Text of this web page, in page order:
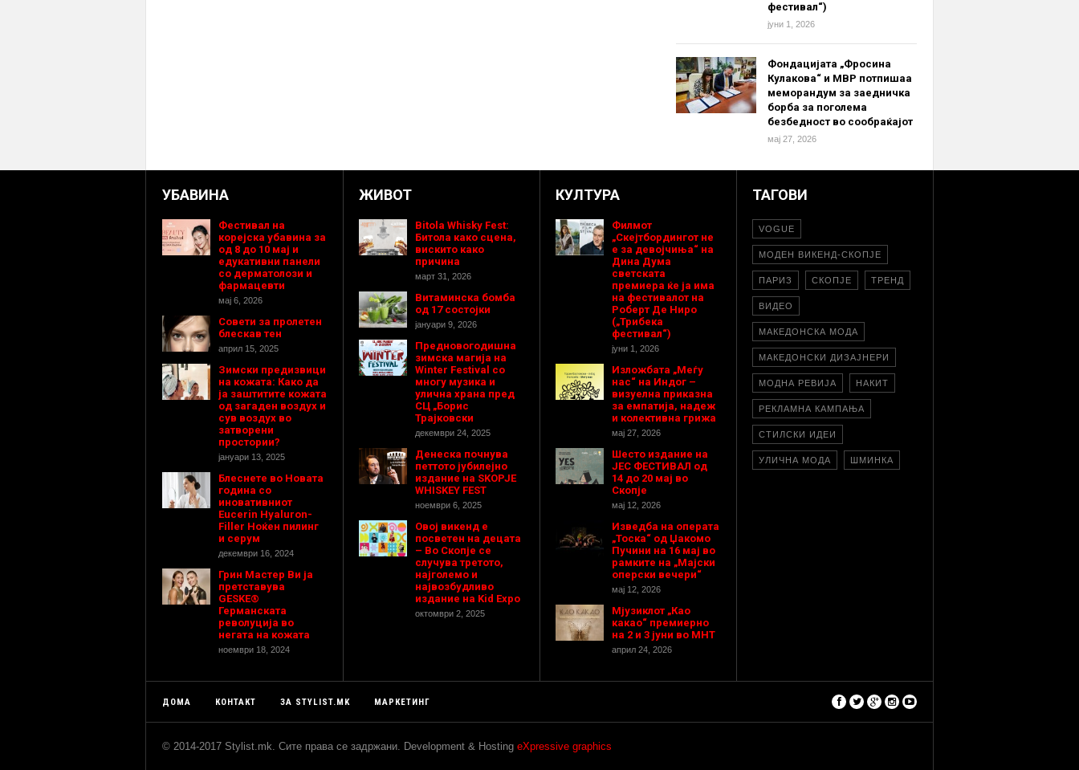
фестивал“)
јуни 1, 2026
Фондацијата „Фросина
Кулакова“ и МВР потпишаа
меморандум за заедничка
борба за поголема
безбедност во сообраќајот
мај 27, 2026
УБАВИНА
Фестивал на
корејска убавина за
од 8 до 10 мај и
едукативни панели
со дерматолози и
фармацевти
мај 6, 2026
Совети за пролетен
блескав тен
април 15, 2025
Зимски предизвици
на кожата: Како да
ја заштитите кожата
од загаден воздух и
сув воздух во
затворени
простории?
јануари 13, 2025
Блеснете во Новата
година со
иновативниот
Eucerin Hyaluron-
Filler Ноќен пилинг
и серум
декември 16, 2024
Грин Мастер Ви ја
претставува
GESKE®
Германската
револуција во
негата на кожата
ноември 18, 2024
ЖИВОТ
Bitola Whisky Fest:
Битола како сцена,
вискито како
причина
март 31, 2026
Витаминска бомба
од 17 состојки
јануари 9, 2026
Предновогодишнa
зимска магија на
Winter Festival со
многу музика и
улична храна пред
СЦ „Борис
Трајковски
декември 24, 2025
Денеска почнува
петтото јубилејно
издание на SKOPJE
WHISKEY FEST
ноември 6, 2025
Овој викенд е
посветен на децата
– Во Скопје се
случува третото,
најголемо и
највозбудливо
издание на Kid Expo
октомври 2, 2025
КУЛТУРА
Филмот
„Скејтбордингот не
е за девојчиња“ на
Дина Дума
светската
премиера ќе ја има
на фестивалот на
Роберт Де Ниро
(„Трибека
фестивал“)
јуни 1, 2026
Изложбата „Меѓу
нас“ на Индог –
визуелна приказна
за емпатија, надеж
и колективна грижа
мај 27, 2026
Шесто издание на
ЈЕС ФЕСТИВАЛ од
14 до 20 мај во
Скопје
мај 12, 2026
Изведба на операта
„Тоска“ од Џакомо
Пучини на 16 мај во
рамките на „Мајски
оперски вечери“
мај 12, 2026
Мјузиклот „Као
какао“ премиерно
на 2 и 3 јуни во МНТ
април 24, 2026
ТАГОВИ
VOGUE
МОДЕН ВИКЕНД-СКОПЈЕ
ПАРИЗ СКОПЈЕ ТРЕНД
ВИДЕО
МАКЕДОНСКА МОДА
МАКЕДОНСКИ ДИЗАЈНЕРИ
МОДНА РЕВИЈА НАКИТ
РЕКЛАМНА КАМПАЊА
СТИЛСКИ ИДЕИ
УЛИЧНА МОДА ШМИНКА
ДОМА КОНТАКТ ЗА STYLIST.MK МАРКЕТИНГ
© 2014-2017 Stylist.mk. Сите права се задржани. Development & Hosting eXpressive graphics